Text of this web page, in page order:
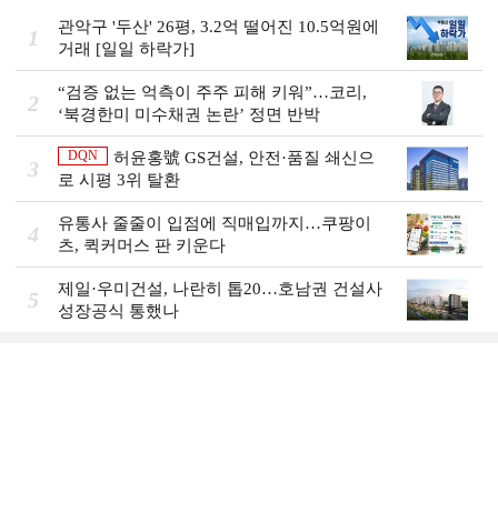
1
관악구 '두산' 26평, 3.2억 떨어진 10.5억원에
거래 [일일 하락가]
2
“검증 없는 억측이 주주 피해 키워”…코리,
‘북경한미 미수채권 논란’ 정면 반박
3
DQN
허윤홍號 GS건설, 안전·품질 쇄신으
로 시평 3위 탈환
4
유통사 줄줄이 입점에 직매입까지…쿠팡이
츠, 퀵커머스 판 키운다
5
제일·우미건설, 나란히 톱20…호남권 건설사
성장공식 통했나